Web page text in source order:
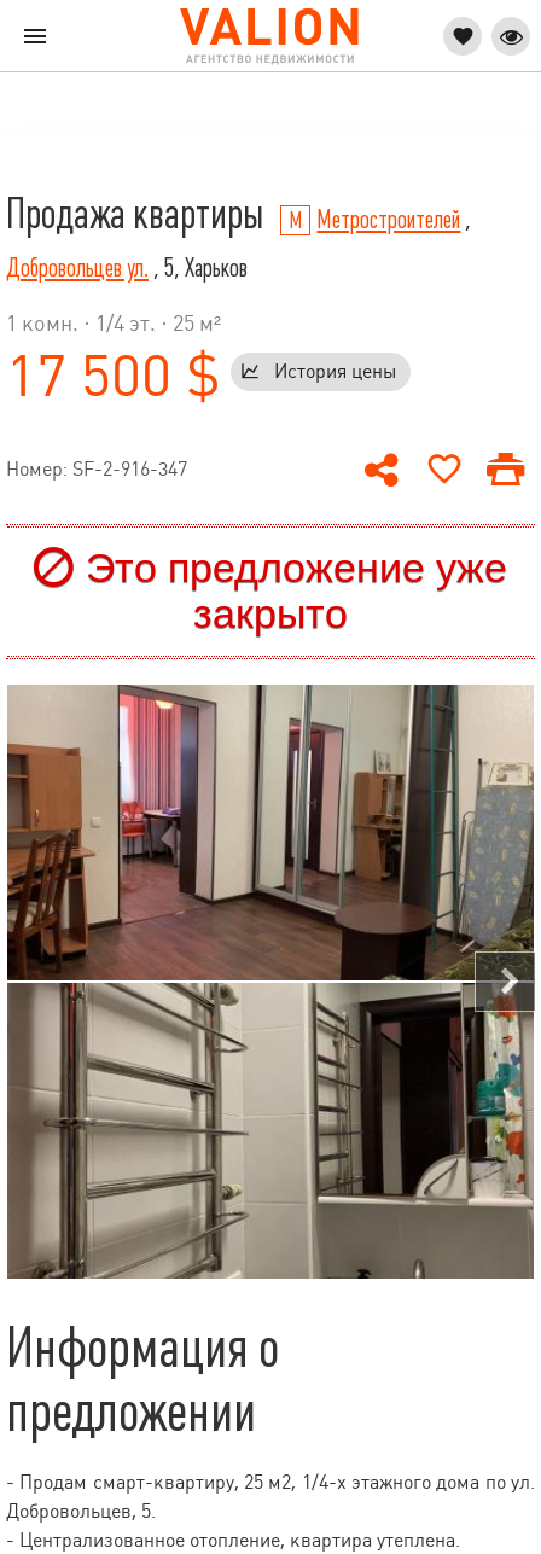
Продажа квартиры Метростроителей ,
Добровольцев ул. , 5, Харьков
1 комн. · 1 /4 эт. · 25 м²
17 500 $ История цены
Номер: SF-2-916-347
Это предложение уже
закрыто
Информация о
предложении
- Продам смарт-квартиру, 25 м2, 1/4-х этажного дома по ул.
Добровольцев, 5.
- Централизованное отопление, квартира утеплена.